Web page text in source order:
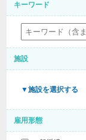
キーワード
施設
▼施設を選択する
雇用形態